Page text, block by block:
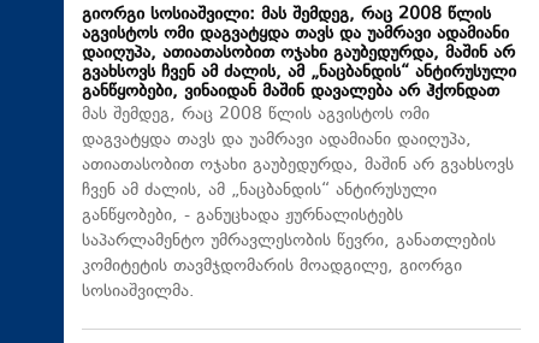
გიორგი სოსიაშვილი: მას შემდეგ, რაც 2008 წლის
აგვისტოს ომი დაგვატყდა თავს და უამრავი ადამიანი
დაიღუპა, ათიათასობით ოჯახი გაუბედურდა, მაშინ არ
გვახსოვს ჩვენ ამ ძალის, ამ „ნაცბანდის“ ანტირუსული
განწყობები, ვინაიდან მაშინ დავალება არ ჰქონდათ
მას შემდეგ, რაც 2008 წლის აგვისტოს ომი
დაგვატყდა თავს და უამრავი ადამიანი დაიღუპა,
ათიათასობით ოჯახი გაუბედურდა, მაშინ არ გვახსოვს
ჩვენ ამ ძალის, ამ „ნაცბანდის“ ანტირუსული
განწყობები, - განუცხადა ჟურნალისტებს
საპარლამენტო უმრავლესობის წევრი, განათლების
კომიტეტის თავმჯდომარის მოადგილე, გიორგი
სოსიაშვილმა.